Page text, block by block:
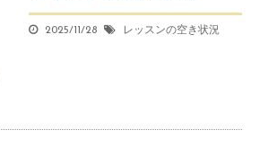
2025/11/28 レッスンの空き状況